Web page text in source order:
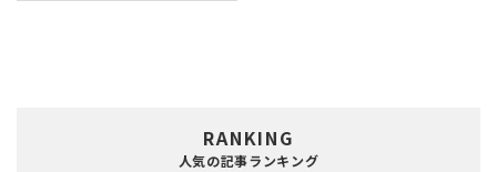
RANKING
人気の記事ランキング